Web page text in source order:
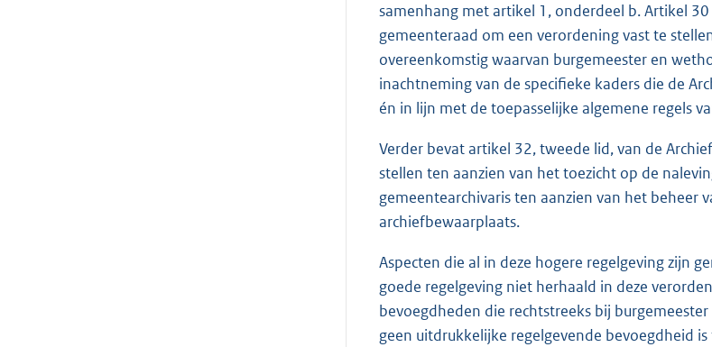
samenhang met artikel 1, onderdeel b. Artikel
gemeenteraad om een verordening vast te
overeenkomstig waarvan burgemeester en
inachtneming van de specifieke kaders die de
én in lijn met de toepasselijke algemene regels
Verder bevat artikel 32, tweede lid, van de
stellen ten aanzien van het toezicht op de
gemeentearchivaris ten aanzien van het beheer
archiefbewaarplaats.
Aspecten die al in deze hogere regelgeving zijn
goede regelgeving niet herhaald in deze
bevoegdheden die rechtstreeks bij
geen uitdrukkelijke regelgevende bevoegdheid